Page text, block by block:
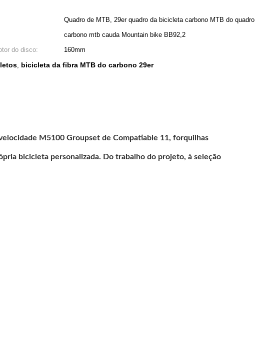
Quadro de MTB, 29er quadro da bicicleta carbono MTB do quadro
carbono mtb cauda Mountain bike BB92,2
do disco:
160mm
, bicicleta da fibra MTB do carbono 29er
M5100 Groupset de Compatiable 11, forquilhas
bicicleta personalizada. Do trabalho do projeto, à seleção